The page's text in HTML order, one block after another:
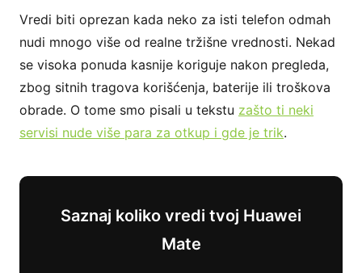
Vredi biti oprezan kada neko za isti telefon odmah
nudi mnogo više od realne tržišne vrednosti. Nekad
se visoka ponuda kasnije koriguje nakon pregleda,
zbog sitnih tragova korišćenja, baterije ili troškova
obrade. O tome smo pisali u tekstu zašto ti neki
servisi nude više para za otkup i gde je trik.
Saznaj koliko vredi tvoj Huawei
Mate